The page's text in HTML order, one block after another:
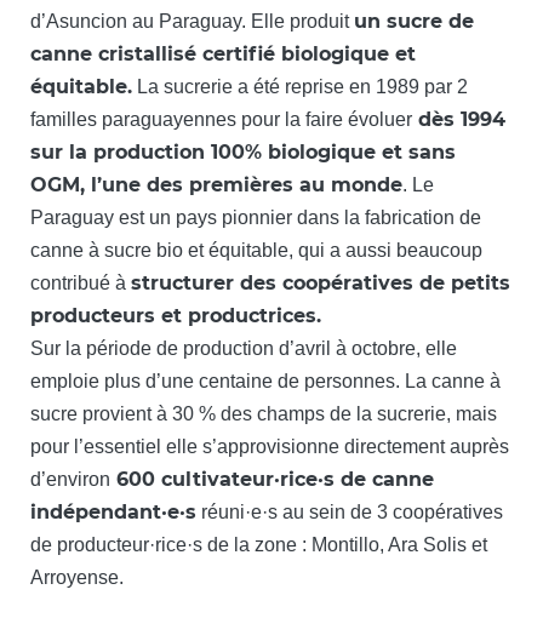
d’Asuncion au Paraguay. Elle produit un sucre de
canne cristallisé certifié biologique et
équitable. La sucrerie a été reprise en 1989 par 2
familles paraguayennes pour la faire évoluer dès 1994
sur la production 100% biologique et sans
OGM, l’une des premières au monde. Le
Paraguay est un pays pionnier dans la fabrication de
canne à sucre bio et équitable, qui a aussi beaucoup
contribué à structurer des coopératives de petits
producteurs et productrices.
Sur la période de production d’avril à octobre, elle
emploie plus d’une centaine de personnes. La canne à
sucre provient à 30 % des champs de la sucrerie, mais
pour l’essentiel elle s’approvisionne directement auprès
d’environ 600 cultivateur·rice·s de canne
indépendant·e·s réuni·e·s au sein de 3 coopératives
de producteur·rice·s de la zone : Montillo, Ara Solis et
Arroyense.